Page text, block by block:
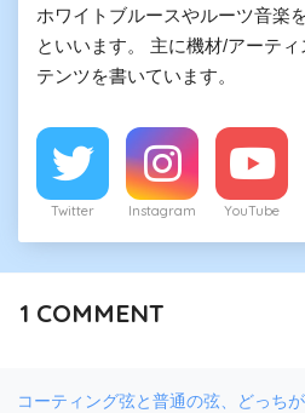
ホワイトブルースやルーツ音楽
といいます。 主に機材/アーテ
テンツを書いています。
Twitter Instagram YouTube
1 COMMENT
コーティング弦と普通の弦、どっち